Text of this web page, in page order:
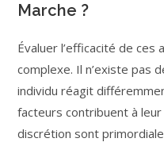
Marche ?
Évaluer l’efficacité de ces
complexe. Il n’existe pas
individu réagit
facteurs contribuent à leur
discrétion sont